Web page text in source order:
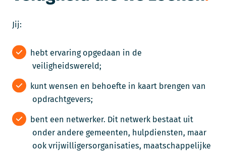
Jij:
hebt ervaring opgedaan in de
veiligheidswereld;
kunt wensen en behoefte in kaart brengen van
opdrachtgevers;
bent een netwerker. Dit netwerk bestaat uit
onder andere gemeenten, hulpdiensten, maar
ook vrijwilligersorganisaties, maatschappelijke